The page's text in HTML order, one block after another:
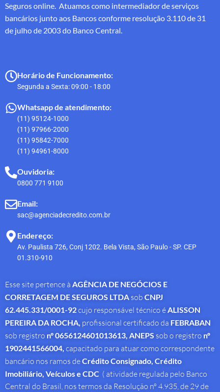
Seguros online. Atuamos como intermediador de serviços
bancários junto aos Bancos conforme resolução 3.110 de 31
de julho de 2003 do Banco Central.
Horário de Funcionamento:
Segunda a Sexta: 09:00 - 18:00
Whatsapp de atendimento:
(11) 95124-1000
(11) 97966-2000
(11) 95842-7000
(11) 94961-8000
Ouvidoria:
0800 771 9100
Email:
sac@agenciadecredito.com.br
Endereço:
Av. Paulista 726, Conj 1202. Bela Vista, São Paulo - SP. CEP
01.310-910
Esse site pertence à AGÊNCIA DE NEGÓCIOS E
CORRETAGEM DE SEGUROS LTDAsob CNPJ
62.445.331/0001-92cujo responsável técnico éALISSON
PEREIRA DA ROCHA, profissional certificado da FEBRABAN
sob registro nº 0656124601013613, ANEPS sob o registro nº
1902441566004, capacitado para atuar como correspondente
bancário nos ramos deCrédito Consignado, Crédito
Imobiliário, Veículos e CDC ( atividade regulada pelo Banco
Central do Brasil, nos termos da Resolução nº 4.935, de 29 de